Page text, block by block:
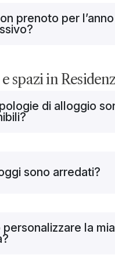
prenoto per l’anno
spazi in
di alloggio
sono arredati?
personalizzare la mia